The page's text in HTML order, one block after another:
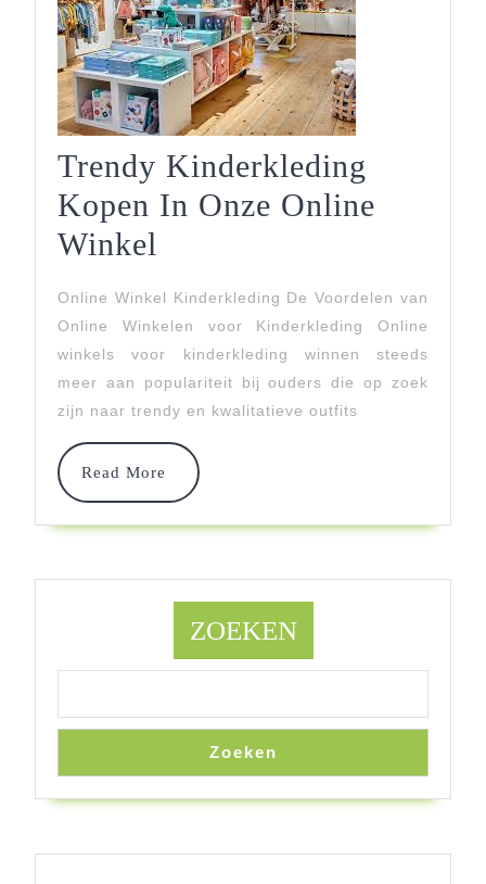
Trendy Kinderkleding
Kopen In Onze Online
Winkel
Kopen
In
Onze
Online
Winkel
Online Winkel Kinderkleding De Voordelen van
Online Winkelen voor Kinderkleding Online
winkels voor kinderkleding winnen steeds
meer aan populariteit bij ouders die op zoek
zijn naar trendy en kwalitatieve outfits
Read More
Read
More
ZOEKEN
Zoeken